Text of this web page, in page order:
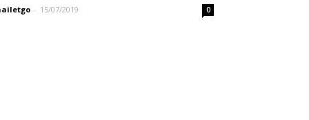
- 15/07/2019 0